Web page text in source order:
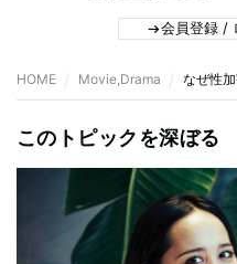
会員登録 /
HOME Movie,Drama なぜ性
このトピックを深ぼる